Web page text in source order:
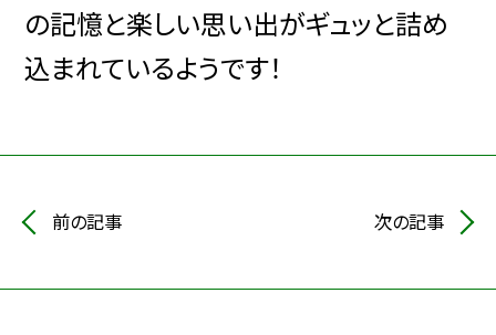
の記憶と楽しい思い出がギュッと詰め
込まれているようです！
前の記事 次の記事